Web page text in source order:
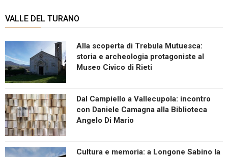
VALLE DEL TURANO
Alla scoperta di Trebula Mutuesca:
storia e archeologia protagoniste al
Museo Civico di Rieti
Dal Campiello a Vallecupola: incontro
con Daniele Camagna alla Biblioteca
Angelo Di Mario
Cultura e memoria: a Longone Sabino la